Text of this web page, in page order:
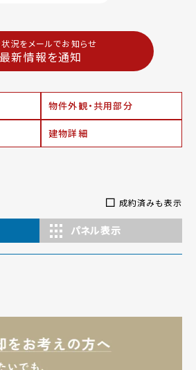
状況をメールでお知らせ
最新情報を通知
物件外観・共用部分
建物詳細
成約済みも表示
パネル表示